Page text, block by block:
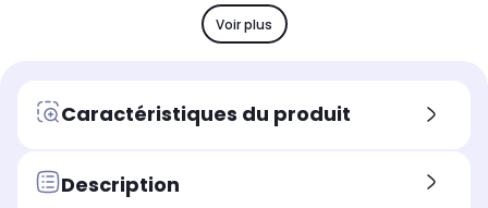
Matières
Acier et plastique
Façade
195.0
Matières
Acier
Voir plus
Caractéristiques du produit
Description